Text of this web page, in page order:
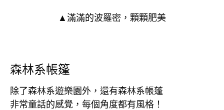
▲滿滿的波羅密，顆顆肥美
森林系帳篷
除了森林系遊樂園外，還有森林系帳蓬
非常童話的感覺，每個角度都有風格！